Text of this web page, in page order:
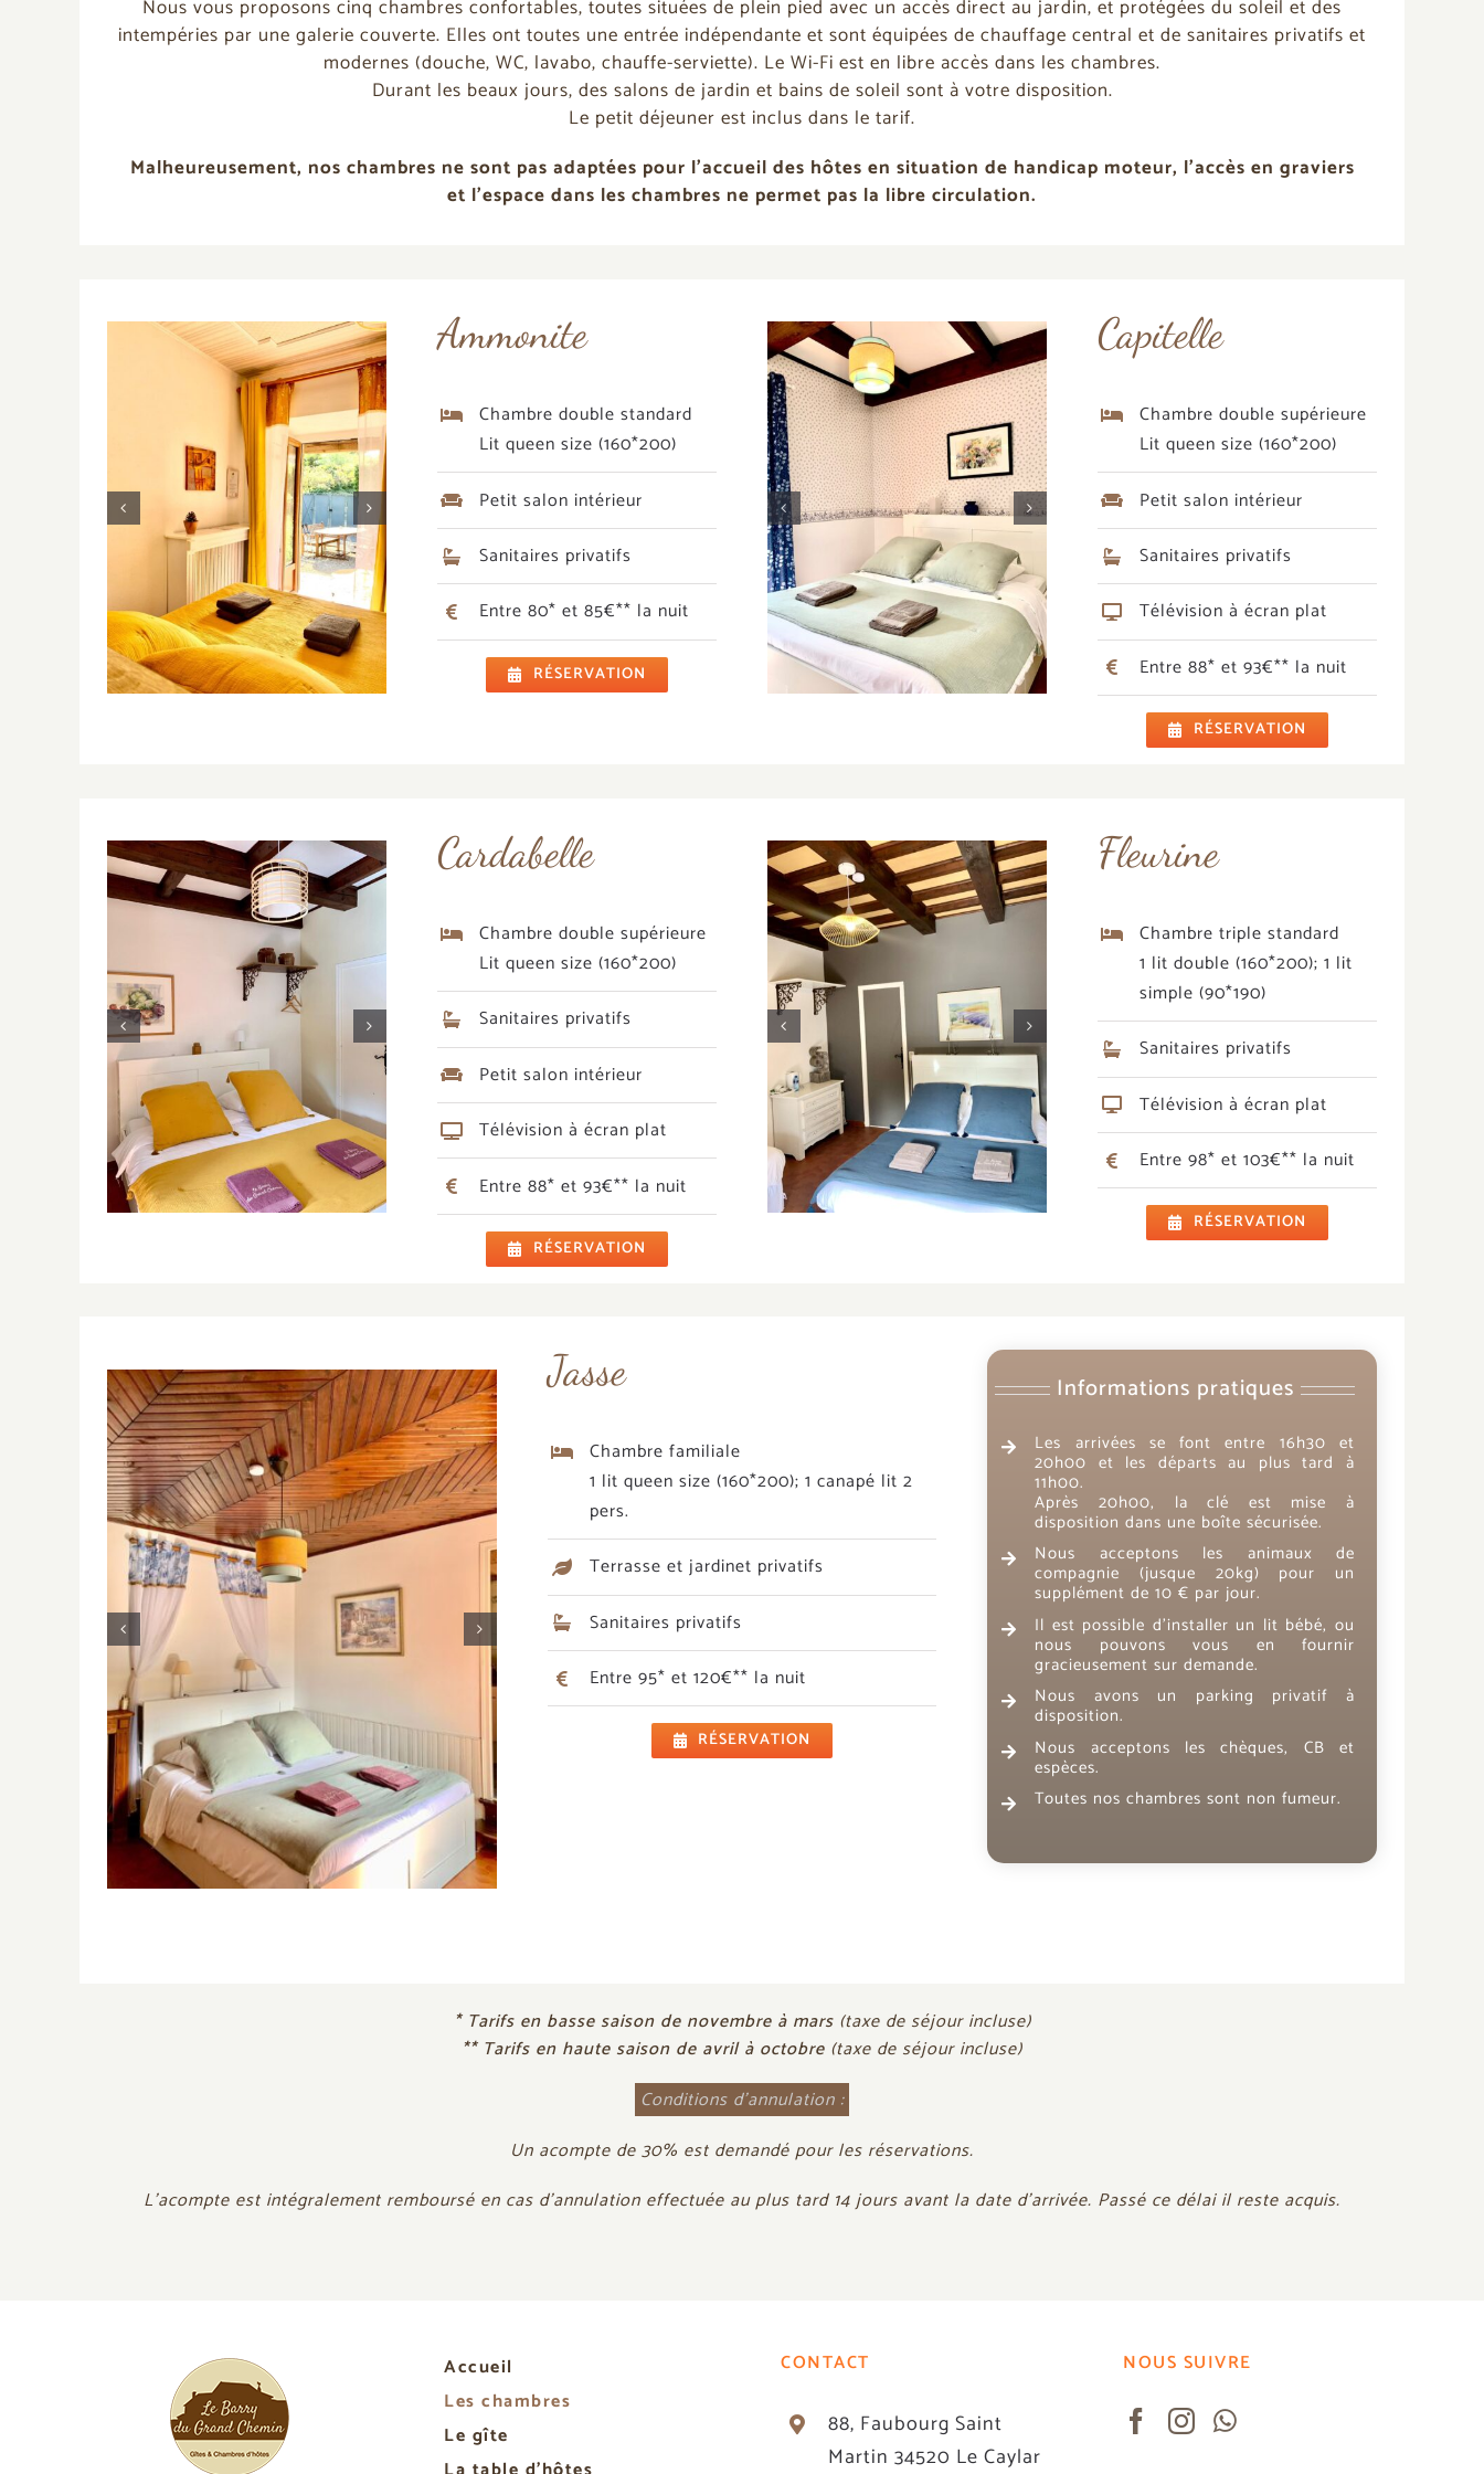
Nous vous proposons cinq chambres confortables, toutes situées de plein pied avec un accès direct au jardin, et protégées du soleil et des
intempéries par une galerie couverte. Elles ont toutes une entrée indépendante et sont équipées de chauffage central et de sanitaires privatifs et
modernes (douche, WC, lavabo, chauffe-serviette). Le Wi-Fi est en libre accès dans les chambres.
Durant les beaux jours, des salons de jardin et bains de soleil sont à votre disposition.
Le petit déjeuner est inclus dans le tarif.
Malheureusement, nos chambres ne sont pas adaptées pour l’accueil des hôtes en situation de handicap moteur, l’accès en graviers
et l’espace dans les chambres ne permet pas la libre circulation.
Ammonite
Chambre double standard
Lit queen size (160*200)
Petit salon intérieur
Sanitaires privatifs
Entre 80* et 85€** la nuit
RÉSERVATION
Capitelle
Chambre double supérieure
Lit queen size (160*200)
Petit salon intérieur
Sanitaires privatifs
Télévision à écran plat
Entre 88* et 93€** la nuit
RÉSERVATION
Cardabelle
Chambre double supérieure
Lit queen size (160*200)
Sanitaires privatifs
Petit salon intérieur
Télévision à écran plat
Entre 88* et 93€** la nuit
RÉSERVATION
Fleurine
Chambre triple standard
1 lit double (160*200); 1 lit
simple (90*190)
Sanitaires privatifs
Télévision à écran plat
Entre 98* et 103€** la nuit
RÉSERVATION
Jasse
Chambre familiale
1 lit queen size (160*200); 1 canapé lit 2
pers.
Terrasse et jardinet privatifs
Sanitaires privatifs
Entre 95* et 120€** la nuit
RÉSERVATION
Informations pratiques
Les arrivées se font entre 16h30 et
20h00 et les départs au plus tard à
11h00.
Après 20h00, la clé est mise à
disposition dans une boîte sécurisée.
Nous acceptons les animaux de
compagnie (jusque 20kg) pour un
supplément de 10 € par jour.
Il est possible d’installer un lit bébé, ou
nous pouvons vous en fournir
gracieusement sur demande.
Nous avons un parking privatif à
disposition.
Nous acceptons les chèques, CB et
espèces.
Toutes nos chambres sont non fumeur.
* Tarifs en basse saison de novembre à mars (taxe de séjour incluse)
** Tarifs en haute saison de avril à octobre (taxe de séjour incluse)
Conditions d’annulation :
Un acompte de 30% est demandé pour les réservations.
L’acompte est intégralement remboursé en cas d’annulation effectuée au plus tard 14 jours avant la date d’arrivée. Passé ce délai il reste acquis.
Accueil
Les chambres
Le gîte
CONTACT
88, Faubourg Saint
Martin 34520 Le Caylar
NOUS SUIVRE